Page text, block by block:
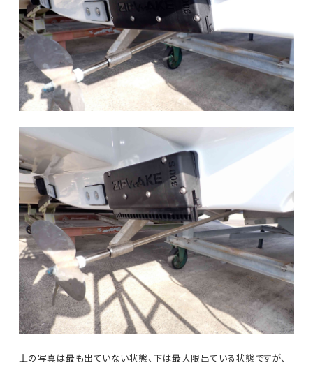
上の写真は最も出ていない状態、下は最大限出ている状態ですが、